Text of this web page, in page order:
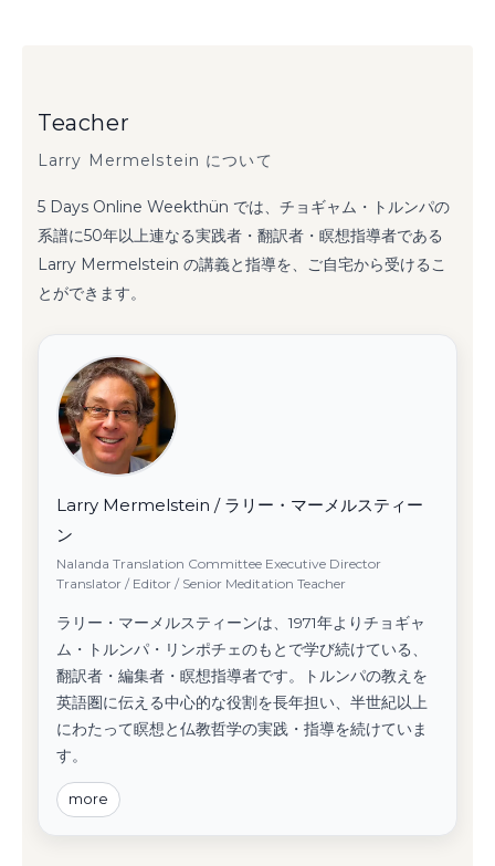
Teacher
Larry Mermelstein について
5 Days Online Weekthün では、チョギャム・トルンパの
系譜に50年以上連なる実践者・翻訳者・瞑想指導者である
Larry Mermelstein の講義と指導を、ご自宅から受けるこ
とができます。
Larry Mermelstein / ラリー・マーメルスティー
ン
Nalanda Translation Committee Executive Director
Translator / Editor / Senior Meditation Teacher
ラリー・マーメルスティーンは、1971年よりチョギャ
ム・トルンパ・リンポチェのもとで学び続けている、
翻訳者・編集者・瞑想指導者です。トルンパの教えを
英語圏に伝える中心的な役割を長年担い、半世紀以上
にわたって瞑想と仏教哲学の実践・指導を続けていま
す。
more